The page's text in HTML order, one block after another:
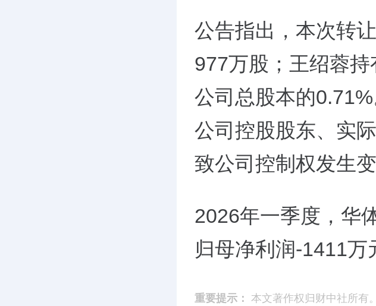
公告指出，本次转
977万股；王绍蓉
公司总股本的
公司控股股东、实
致公司控制权发生变
2026年一季度，华
归母净利润-1411万
重要提示：
本文著作权归财中社所有